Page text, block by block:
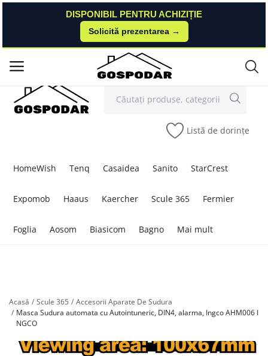
DISPONIBIL PENTRU ACHIZIȚIE
Solicită prezentarea →
Contact Autentificare Înregistrare
Listă de dorințe
HomeWish Tenq Casaidea Sanito StarCrest
Expomob Haaus Kaercher Scule 365 Fermier
Foglia Aosom Biasicom Bagno Mai mult
DISPONIBIL PENTRU ACHIZIȚIE
Solicită prezentarea →
Meniu principal
Categorii
Acasă Scule 365
Accesorii Aparate De Sudura
Masca Sudura automata cu Autointuneric, DIN4, alarma, Ingco AHM006 I
NGCO